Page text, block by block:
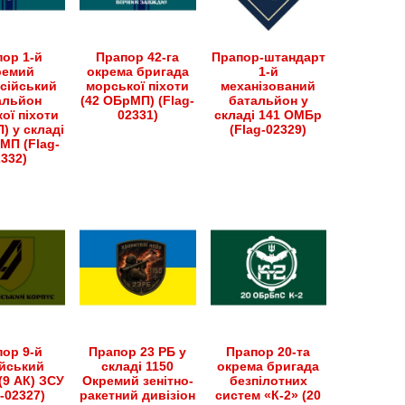
1-й
піхоти
у складі
(Flag-
Прапор 42-га
окрема бригада
морської піхоти
(42 ОБрМП) (Flag-
02331)
Прапор-штандарт
1-й
механізований
батальйон у
складі 141 ОМБр
(Flag-02329)
9-й
АК) ЗСУ
02327)
Прапор 23 РБ у
складі 1150
Окремий зенітно-
ракетний дивізіон
Прапор 20-та
окрема бригада
безпілотних
систем «К-2» (20